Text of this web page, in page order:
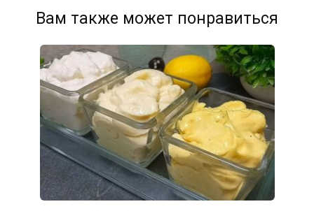
Вам также может понравиться